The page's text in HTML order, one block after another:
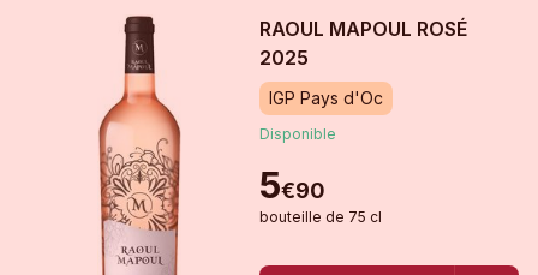
RAOUL MAPOUL ROSÉ
2025
IGP Pays d'Oc
Disponible
5€90
bouteille de 75 cl